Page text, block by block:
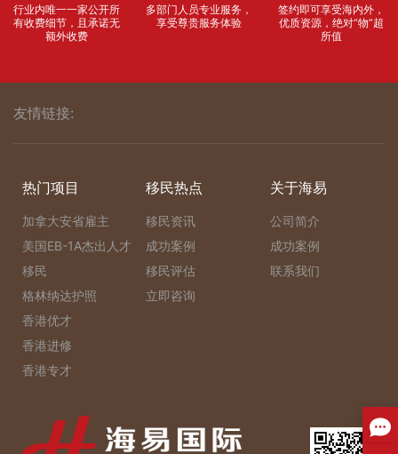
行业内唯一一家公开所
有收费细节，且承诺无
额外收费
多部门人员专业服务，
享受尊贵服务体验
签约即可享受海内外，
优质资源，绝对“物”超
所值
友情链接:
热门项目
加拿大安省雇主
美国EB-1A杰出人才
移民
格林纳达护照
香港优才
香港进修
香港专才
移民热点
移民资讯
成功案例
移民评估
立即咨询
关于海易
公司简介
成功案例
联系我们